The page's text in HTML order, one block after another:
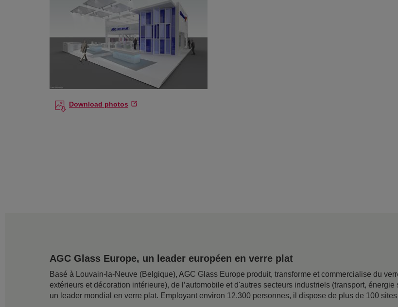
Download photos
AGC Glass Europe, un leader européen en verre plat
Basé à Louvain-la-Neuve (Belgique), AGC Glass Europe produit, transforme et commercialise du
extérieurs et décoration intérieure), de l’automobile et d'autres secteurs industriels (transport,
un leader mondial en verre plat. Employant environ 12.300 personnes, il dispose de plus de 100